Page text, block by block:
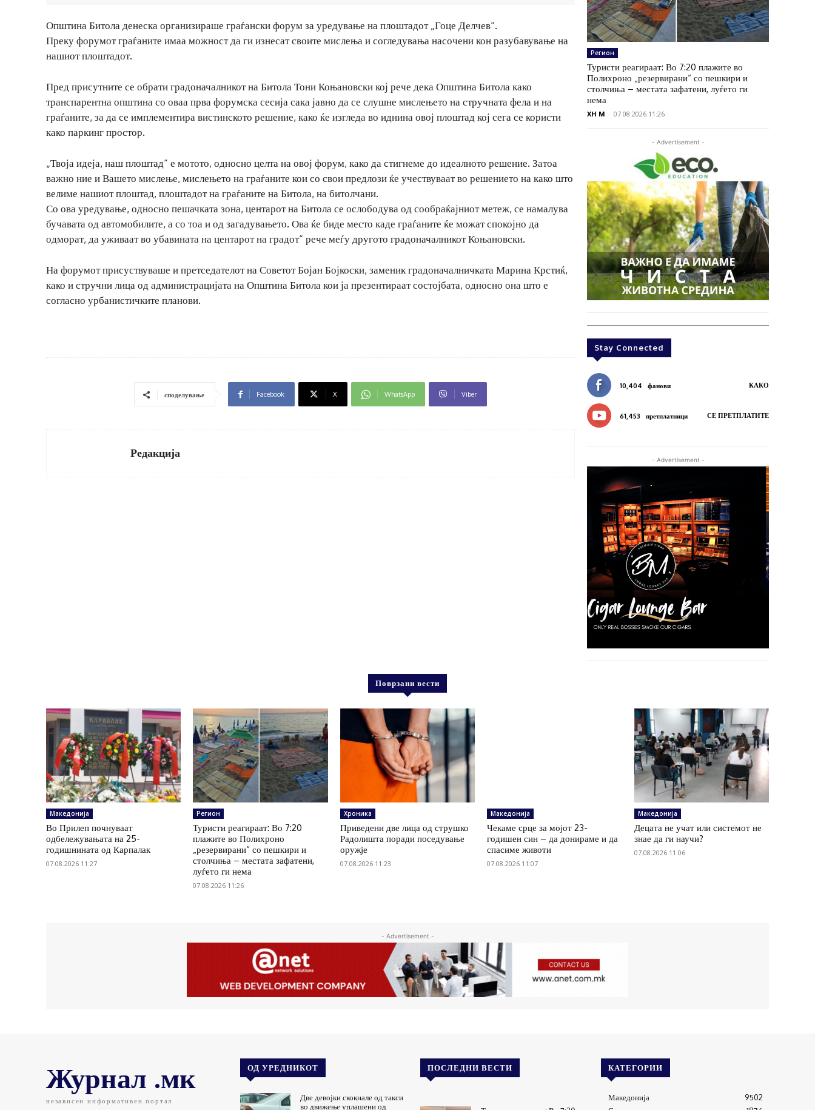
Општина Битола денеска организираше граѓански форум за уредување на плоштадот „Гоце Делчев“.
Преку форумот граѓаните имаа можност да ги изнесат своите мислења и согледувања насочени кон разубавување на
нашиот плоштадот.
Пред присутните се обрати градоначалникот на Битола Тони Коњановски кој рече дека Општина Битола како
транспарентна општина со оваа прва форумска сесија сака јавно да се слушне мислењето на стручната фела и на
граѓаните, за да се имплементира вистинското решение, како ќе изгледа во иднина овој плоштад кој сега се користи
како паркинг простор.
„Твоја идеја, наш плоштад“ е мотото, односно целта на овој форум, како да стигнеме до идеалното решение. Затоа
важно ние и Вашето мислење, мислењето на граѓаните кои со свои предлози ќе учествуваат во решението на како што
велиме нашиот плоштад, плоштадот на граѓаните на Битола, на битолчани.
Со ова уредување, односно пешачката зона, центарот на Битола се ослободува од сообраќајниот метеж, се намалува
бучавата од автомобилите, а со тоа и од загадувањето. Ова ќе биде место каде граѓаните ќе можат спокојно да
одморат, да уживаат во убавината на центарот на градот“ рече меѓу другото градоначалникот Коњановски.
На форумот присуствуваше и претседателот на Советот Бојан Бојкоски, заменик градоначалничката Марина Крстиќ,
како и стручни лица од администрацијата на Општина Битола кои ја презентираат состојбата, односно она што е
согласно урбанистичките планови.
споделување Facebook X WhatsApp Viber
Редакција
Регион
Туристи реагираат: Во 7:20 плажите во
Полихроно „резервирани“ со пешкири и
столчиња – местата зафатени, луѓето ги
нема
XH M - 07.08.2026 11:26
- Advertisement -
Stay Connected
10,404 фанови КАКО
61,453 претплатници СЕ ПРЕТПЛАТИТЕ
- Advertisement -
Поврзани вести
Македонија
Во Прилеп почнуваат
одбележувањата на 25-
годишнината од Карпалак
07.08.2026 11:27
Регион
Туристи реагираат: Во 7:20
плажите во Полихроно
„резервирани“ со пешкири и
столчиња – местата зафатени,
луѓето ги нема
07.08.2026 11:26
Хроника
Приведени две лица од струшко
Радолишта поради поседување
оружје
07.08.2026 11:23
Македонија
Чекаме срце за мојот 23-
годишен син – да донираме и да
спасиме животи
07.08.2026 11:07
Македонија
Децата не учат или системот не
знае да ги научи?
07.08.2026 11:06
- Advertisement -
Журнал .мк
независен информативен портал
ОД УРЕДНИКОТ
Две девојки скокнале од такси
во движење уплашени од
ПОСЛЕДНИ ВЕСТИ КАТЕГОРИИ
Македонија
9502